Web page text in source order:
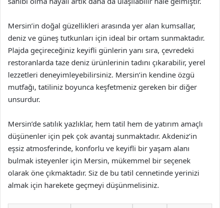
Mersin’in doğal güzellikleri arasında yer alan kumsallar,
deniz ve güneş tutkunları için ideal bir ortam sunmaktadır.
Plajda geçireceğiniz keyifli günlerin yanı sıra, çevredeki
restoranlarda taze deniz ürünlerinin tadını çıkarabilir, yerel
lezzetleri deneyimleyebilirsiniz. Mersin’in kendine özgü
mutfağı, tatiliniz boyunca keşfetmeniz gereken bir diğer
unsurdur.
Mersin’de satılık yazlıklar, hem tatil hem de yatırım amaçlı
düşünenler için pek çok avantaj sunmaktadır. Akdeniz’in
eşsiz atmosferinde, konforlu ve keyifli bir yaşam alanı
bulmak isteyenler için Mersin, mükemmel bir seçenek
olarak öne çıkmaktadır. Siz de bu tatil cennetinde yerinizi
almak için harekete geçmeyi düşünmelisiniz.